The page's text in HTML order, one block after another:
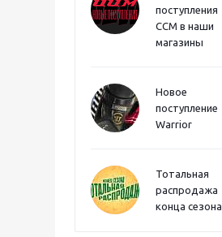
поступления
CCM в наши
магазины
Новое
поступление
Warrior
Тотальная
распродажа
конца сезона